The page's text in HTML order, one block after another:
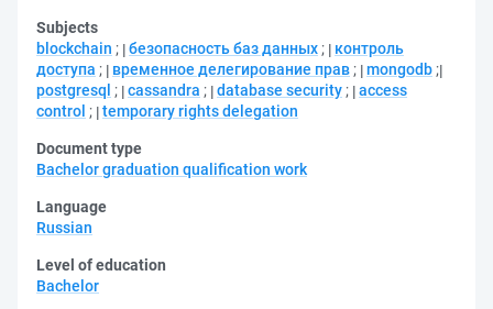
Subjects
blockchain ; безопасность баз данных ;
контроль
доступа ; временное делегирование прав ; mongodb ;
postgresql ; cassandra ; database security ; access
control ; temporary rights delegation
Document type
Bachelor graduation qualification work
Language
Russian
Level of education
Bachelor